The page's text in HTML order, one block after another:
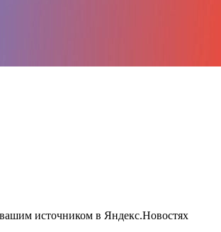
источником в Яндекс.Новостях